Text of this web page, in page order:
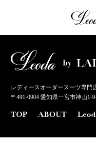
レディースオーダースーツ専門
〒491-0904 愛知県一宮市神山1-
TOP ABOUT